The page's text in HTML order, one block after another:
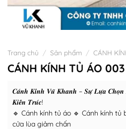
Trang chủ / Sản phẩm / CÁNH
CÁNH KÍNH TỦ ÁO 003
𝑪𝒂́𝒏𝒉 𝑲𝒊́𝒏𝒉 𝑽𝒖̃ 𝑲𝒉𝒂𝒏𝒉 – 𝑺𝒖̛̣ 𝑳𝒖̛̣𝒂
𝑲𝒊𝒆̂́𝒏 𝑻𝒓𝒖́𝒄!
🔹 Cánh kính tủ áo 🔹 Cánh kính tủ
cửa lùa giảm chấn